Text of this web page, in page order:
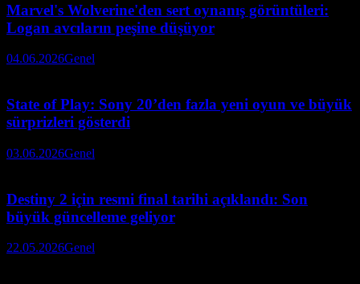
Marvel's Wolverine'den sert oynanış görüntüleri:
Logan avcıların peşine düşüyor
04.06.2026Genel
State of Play: Sony 20’den fazla yeni oyun ve büyük
sürprizleri gösterdi
03.06.2026Genel
Destiny 2 için resmi final tarihi açıklandı: Son
büyük güncelleme geliyor
22.05.2026Genel